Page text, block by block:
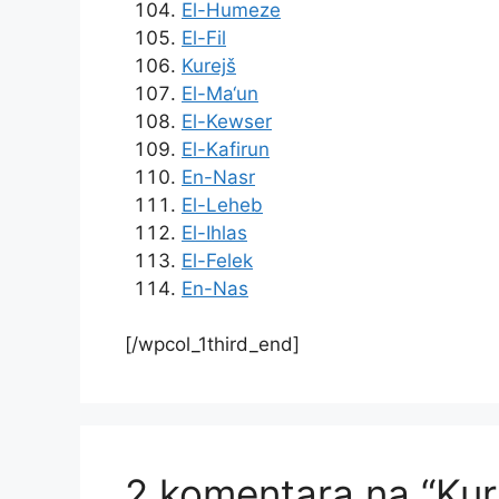
El-Humeze
El-Fil
Kurejš
El-Ma‘un
El-Kewser
El-Kafirun
En-Nasr
El-Leheb
El-Ihlas
El-Felek
En-Nas
[/wpcol_1third_end]